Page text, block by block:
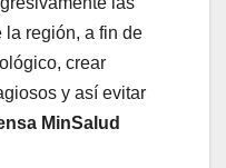
la región, a fin de
crear
y así evitar
MinSalud